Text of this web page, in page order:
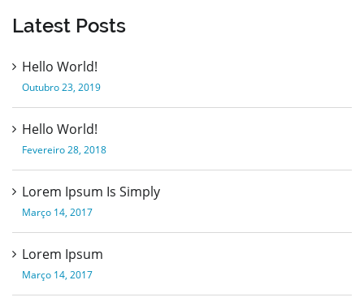
Latest Posts
Hello World!
Outubro 23, 2019
Hello World!
Fevereiro 28, 2018
Lorem Ipsum Is Simply
Março 14, 2017
Lorem Ipsum
Março 14, 2017